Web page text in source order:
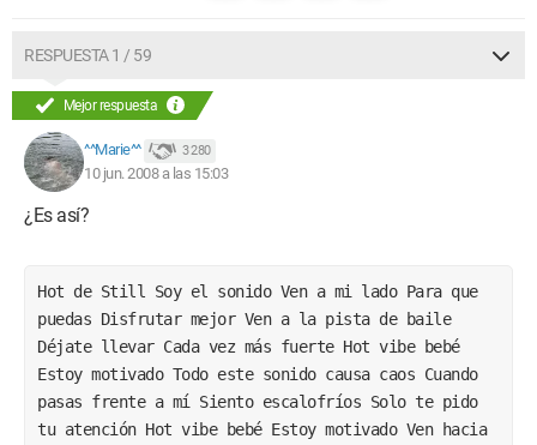
RESPUESTA 1 / 59
Mejor respuesta
^^Marie^^ 3 280
10 jun. 2008 a las 15:03
¿Es así?
Hot de Still Soy el sonido Ven a mi lado Para que
puedas Disfrutar mejor Ven a la pista de baile
Déjate llevar Cada vez más fuerte Hot vibe bebé
Estoy motivado Todo este sonido causa caos Cuando
pasas frente a mí Siento escalofríos Solo te pido
tu atención Hot vibe bebé Estoy motivado Ven hacia